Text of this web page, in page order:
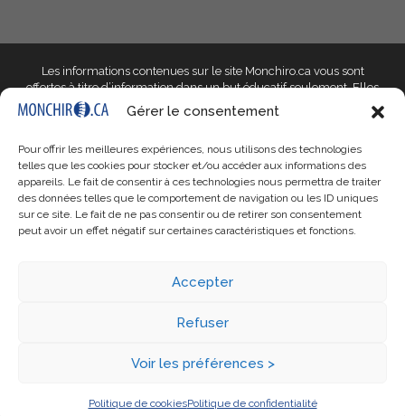
Gérer le consentement
Pour offrir les meilleures expériences, nous utilisons des technologies
telles que les cookies pour stocker et/ou accéder aux informations des
appareils. Le fait de consentir à ces technologies nous permettra de traiter
des données telles que le comportement de navigation ou les ID uniques
sur ce site. Le fait de ne pas consentir ou de retirer son consentement
peut avoir un effet négatif sur certaines caractéristiques et fonctions.
Accepter
Refuser
Voir les préférences >
Politique de cookiesPolitique de confidentialité
Les informations contenues sur le site Monchiro.ca vous sont
offertes à titre d’information dans un but éducatif seulement. Elles
ne doivent pas être utilisées dans le but d’établir un diagnostic et ne
peuvent en aucun cas remplacer l’avis d’un professionnel de la
votre situation. Si votre situation vous inquiète, parlez-en à votre
docteur en chiropratique ou à un autre professionnel qualifié de
votre choix.
Monchiro.ca, ses responsables, son personnel, ses entités
propriétaires et les professionnels affiliésne peuvent être tenus
, que ces obligations soient au chapitre des
Nous ne garantissons ni ne certifions la qualité, l’exactitude,
l’exhaustivité, l’opportunité, la pertinence ou l’adéquation des